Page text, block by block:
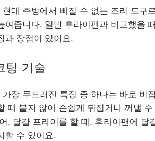
대 주방에서 빠질 수 없는 조리 도구
여줍니다. 일반 후라이팬과 비교했을
과 장점이 있어요.
팅 기술
가장 두드러진 특징 중 하나는 바로 비
때 붙지 않아 손쉽게 뒤집거나 꺼낼
, 달걀 프라이를 할 때, 후라이팬에 달
할 수 있어요.